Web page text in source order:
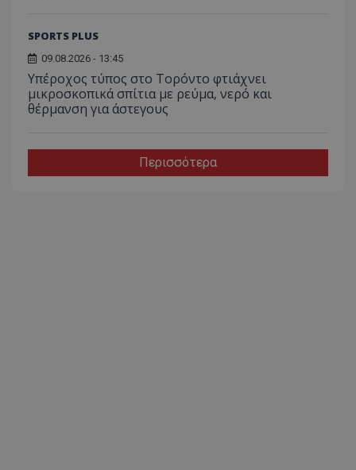
SPORTS PLUS
09.08.2026 - 13:45
Υπέροχος τύπος στο Τορόντο φτιάχνει
μικροσκοπικά σπίτια με ρεύμα, νερό και
θέρμανση για άστεγους
Περισσότερα